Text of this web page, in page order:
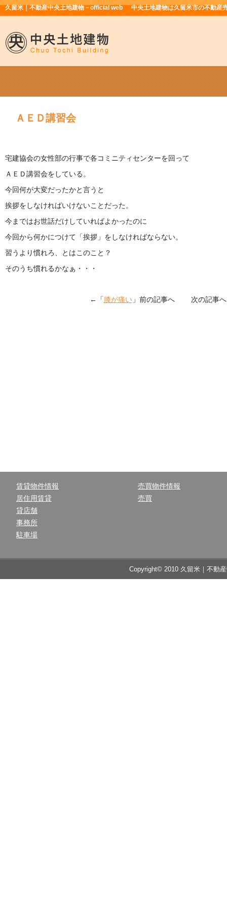
久留米｜不動産中央土地建物－official web 中央土地建物は久留米市の不動産
ＡＥＤ講習会
宅建協会の女性部の行事で各コミニティセンターを回って
ＡＥＤ講習会をしている。
今回何が大変だったかと言うと
挨拶をしなければいけないことだった。
今まではお世話だけしていればよかったのに
今回から何かにつけて「挨拶」をしなければならない。
習うより慣れろ、とはこのこと？
そのうち慣れるかなぁ・・・
←「膝が痛い」前の記事へ 次の記事へ
賃貸物件情報
居住用賃貸
貸店舗
事務所
駐車場
売買物件情報
売買
Copyright© 2010 久留米｜不動